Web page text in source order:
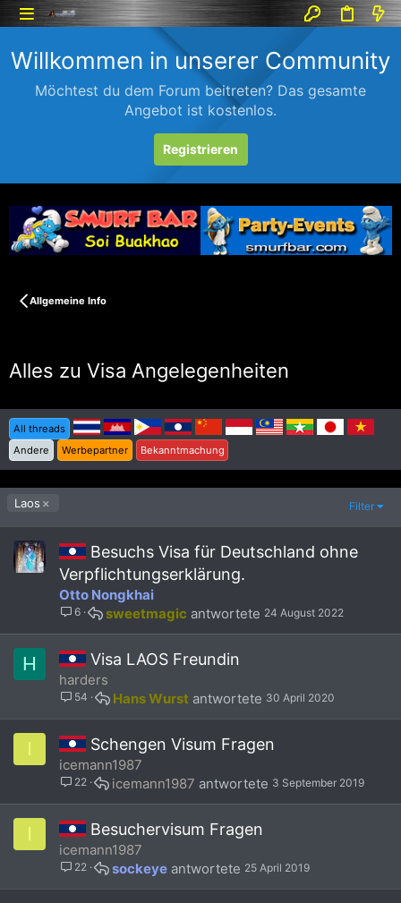
Willkommen in unserer Community
Möchtest du dem Forum beitreten? Das gesamte
Angebot ist kostenlos.
Registrieren
Allgemeine Info
Alles zu Visa Angelegenheiten
All threads
Andere
Werbepartner Bekanntmachung
Laos Filter
Besuchs Visa für Deutschland ohne
Verpflichtungserklärung.
Otto Nongkhai
6 24 August 2022
sweetmagic
H Visa LAOS Freundin
harders
54 30 April 2020
Hans Wurst
I Schengen Visum Fragen
icemann1987
22 3 September 2019
icemann1987
I Besuchervisum Fragen
icemann1987
22 25 April 2019
sockeye